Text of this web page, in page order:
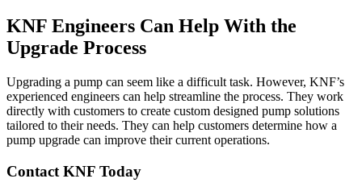
KNF Engineers Can Help With the
Upgrade Process
Upgrading a pump can seem like a difficult task. However, KNF’s
experienced engineers can help streamline the process. They work
directly with customers to create custom designed pump solutions
tailored to their needs. They can help customers determine how a
pump upgrade can improve their current operations.
Contact KNF Today